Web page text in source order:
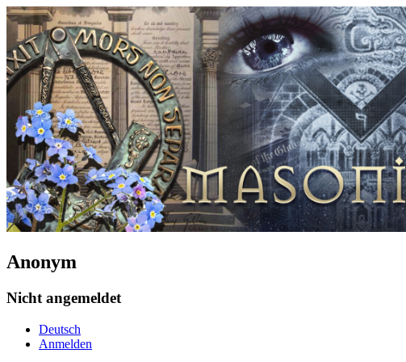
Anonym
Nicht angemeldet
Deutsch
Anmelden